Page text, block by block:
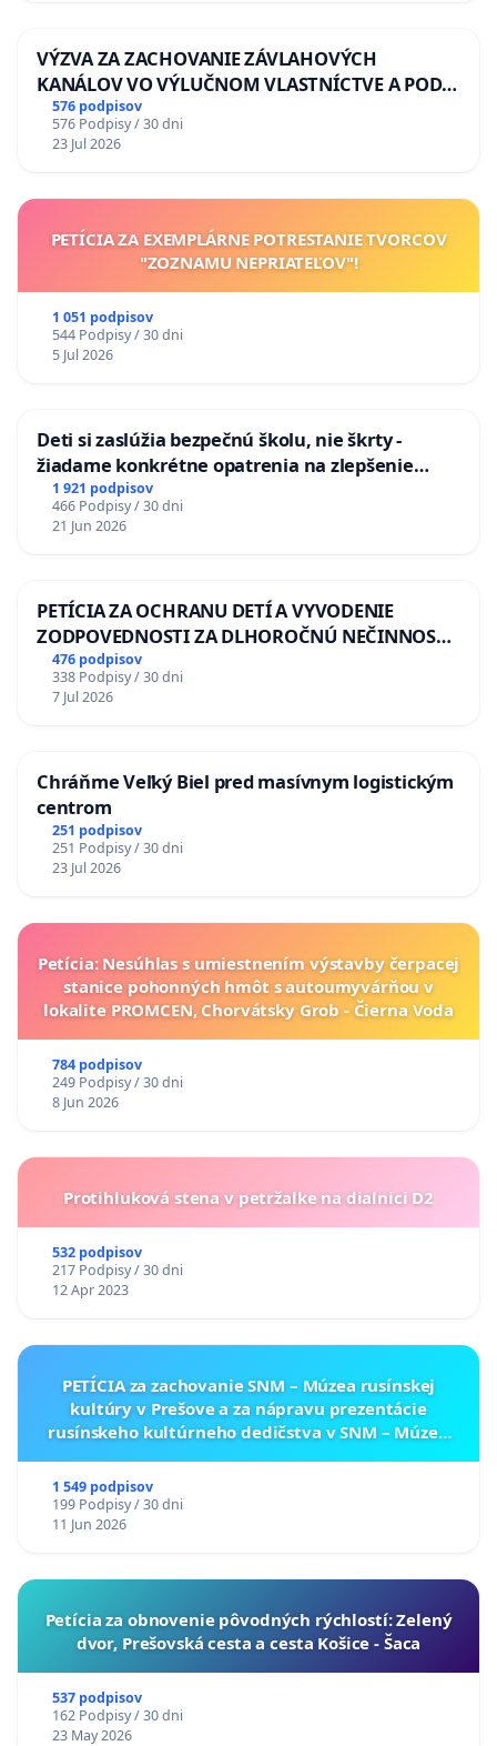
VÝZVA ZA ZACHOVANIE ZÁVLAHOVÝCH
KANÁLOV VO VÝLUČNOM VLASTNÍCTVE A POD
KONTROLOU SLOVENSKEJ REPUBLIKY & žiadosť
na riešenie zanedbaného stavu závlahových a
odvodňovacích kanálov na Slovensku
576 podpisov
576 Podpisy / 30 dni
23 Jul 2026
PETÍCIA ZA EXEMPLÁRNE POTRESTANIE TVORCOV
"ZOZNAMU NEPRIATEĽOV"!
1 051 podpisov
544 Podpisy / 30 dni
5 Jul 2026
Deti si zaslúžia bezpečnú školu, nie škrty -
žiadame konkrétne opatrenia na zlepšenie
situácie v školstve
1 921 podpisov
466 Podpisy / 30 dni
21 Jun 2026
PETÍCIA ZA OCHRANU DETÍ A VYVODENIE
ZODPOVEDNOSTI ZA DLHOROČNÚ NEČINNOSŤ
A ZLYHANIE ŠTÁTU
476 podpisov
338 Podpisy / 30 dni
7 Jul 2026
Chráňme Veľký Biel pred masívnym logistickým
centrom
251 podpisov
251 Podpisy / 30 dni
23 Jul 2026
Petícia: Nesúhlas s umiestnením výstavby čerpacej
stanice pohonných hmôt s autoumyvárňou v
lokalite PROMCEN, Chorvátsky Grob - Čierna Voda
784 podpisov
249 Podpisy / 30 dni
8 Jun 2026
Protihluková stena v petržalke na dialnici D2
532 podpisov
217 Podpisy / 30 dni
12 Apr 2023
PETÍCIA za zachovanie SNM – Múzea rusínskej
kultúry v Prešove a za nápravu prezentácie
rusínskeho kultúrneho dedičstva v SNM – Múzeu
1 549 podpisov
199 Podpisy / 30 dni
11 Jun 2026
​Petícia za obnovenie pôvodných rýchlostí: Zelený
dvor, Prešovská cesta a cesta Košice - Šaca
537 podpisov
162 Podpisy / 30 dni
23 May 2026